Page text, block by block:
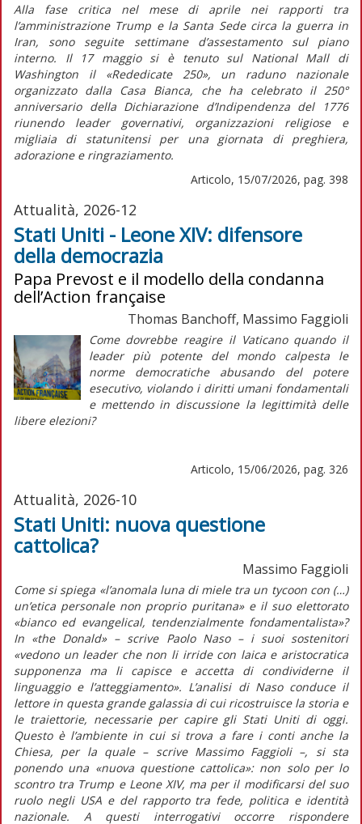
Alla fase critica nel mese di aprile nei rapporti tra
l’amministrazione Trump e la Santa Sede circa la guerra in
Iran, sono seguite settimane d’assestamento sul piano
interno. Il 17 maggio si è tenuto sul National Mall di
Washington il «Rededicate 250», un raduno nazionale
organizzato dalla Casa Bianca, che ha celebrato il 250°
anniversario della Dichiarazione d’Indipendenzadel 1776
riunendo leader governativi, organizzazioni religiose e
migliaia di statunitensi per una giornata di preghiera,
adorazione e ringraziamento.
Articolo, 15/07/2026, pag. 398
Attualità, 2026-12
Stati Uniti - Leone XIV: difensore
della democrazia
Papa Prevost e il modello della condanna
dell’Action française
Thomas Banchoff, Massimo Faggioli
Come dovrebbe reagire il Vaticano quando il
leader più potente del mondo calpesta le
norme democratiche abusando del potere
esecutivo, violando i diritti umani fondamentali
e mettendo in discussione la legittimità delle
libere elezioni?
Articolo, 15/06/2026, pag. 326
Attualità, 2026-10
Stati Uniti: nuova questione
cattolica?
Massimo Faggioli
Come si spiega «l’anomala luna di miele tra un tycoon con (…)
un’etica personale non proprio puritana» e il suo elettorato
«bianco ed evangelical, tendenzialmente fondamentalista»?
In «the Donald»– scrive Paolo Naso – i suoi sostenitori
«vedono un leader che non li irride con laica e aristocratica
supponenza ma li capisce e accetta di condividerne il
linguaggio e l’atteggiamento». L’analisi di Naso conduce il
lettore in questa grande galassia di cui ricostruisce la storia e
le traiettorie, necessarie per capire gli Stati Uniti di oggi.
Questo è l’ambiente in cui si trova a fare i conti anche la
Chiesa, per la quale – scrive Massimo Faggioli –, si sta
ponendo una «nuova questione cattolica»: non solo per lo
scontro tra Trump e Leone XIV, ma per il modificarsi del suo
ruolo negli USA e del rapporto tra fede, politica e identità
nazionale. A questi interrogativi occorre rispondere